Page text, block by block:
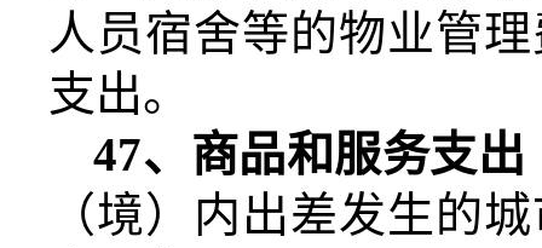
人员宿舍等的物业管
支出。
47、商品和服务支
（境）内出差发生的